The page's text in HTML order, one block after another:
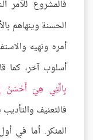
فالمشروع للآمر
الحسنة وينهاهم
أمره ونهيه
أسلوب آخر، كما
بِالَّتِي هِيَ أَحْسَنُ
فالتعنيف
المنكر. أما في